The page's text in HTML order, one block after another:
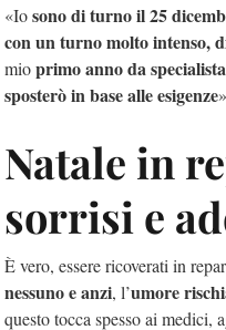
«Iosono di turno il 25
con un turno molto intenso,
mioprimo anno da specialista
sposterò in base alle esigenze
Natale in
sorrisi e
È vero, essere ricoverati in
nessuno e anzi, l’umore
questo tocca spesso ai medici,